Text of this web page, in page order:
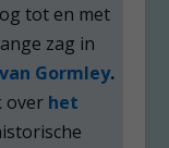
tot en met
zag in
Gormley.
over het